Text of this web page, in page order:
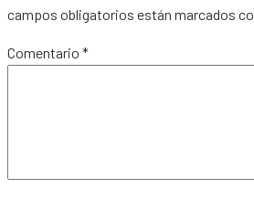
campos obligatorios están marcados
Comentario *